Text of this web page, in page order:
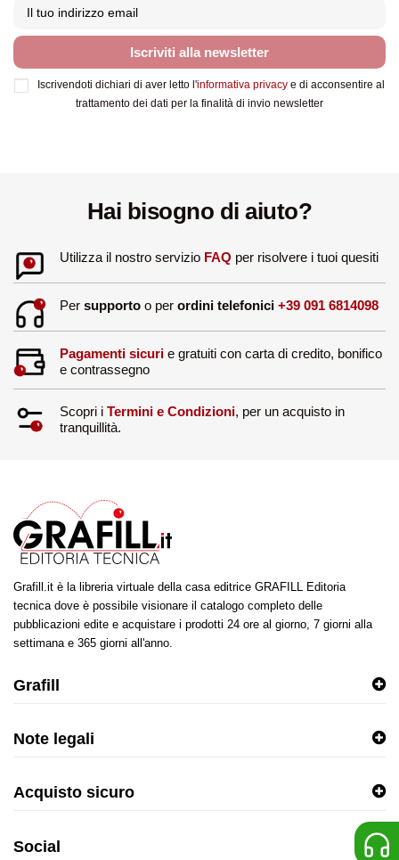
Iscriviti alla newsletter
Iscrivendoti dichiari di aver letto l'informativa privacy e di acconsentire al
trattamento dei dati per la finalità di invio newsletter
Hai bisogno di aiuto?
Utilizza il nostro servizio FAQ per risolvere i tuoi quesiti
Per supportoo per ordini telefonici +39 091 6814098
Pagamenti sicurie gratuiti con carta di credito, bonifico
e contrassegno
Scopri i Termini e Condizioni, per un acquisto in
tranquillità.
Grafill.it è la libreria virtuale della casa editrice GRAFILL Editoria
tecnica dove è possibile visionare il catalogo completo delle
pubblicazioni edite e acquistare i prodotti 24 ore al giorno, 7 giorni alla
settimana e 365 giorni all'anno.
Grafill
Note legali
Acquisto sicuro
Social